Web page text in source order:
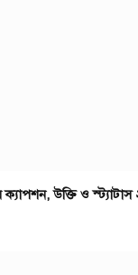
ক্যাপশন, উক্তি ও